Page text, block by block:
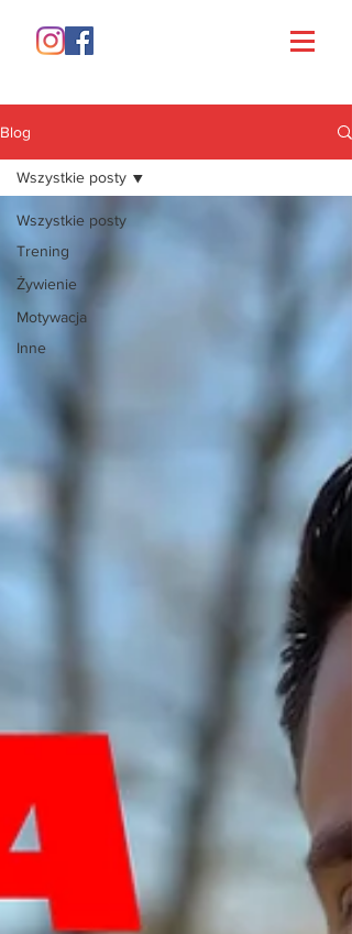
Blog
Wszystkie posty
Trening
Żywienie
Motywacja
Inne
Wszystkie posty